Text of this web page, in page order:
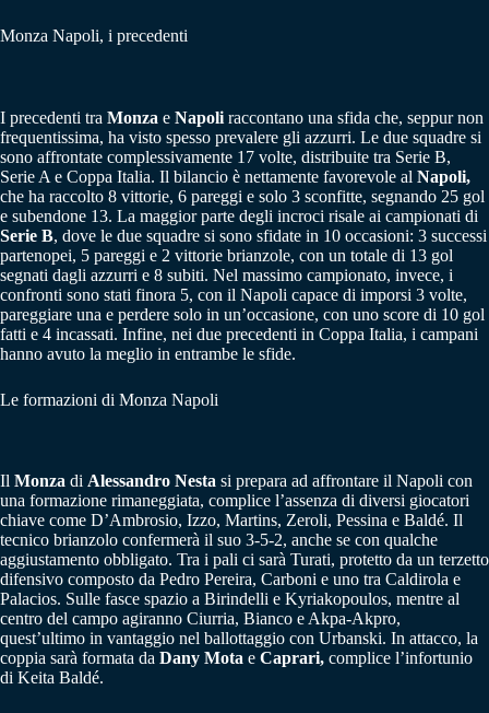
Monza Napoli, i precedenti
I precedenti tra Monza e Napoli raccontano una sfida che, seppur non
frequentissima, ha visto spesso prevalere gli azzurri. Le due squadre si
sono affrontate complessivamente 17 volte, distribuite tra Serie B,
Serie A e Coppa Italia. Il bilancio è nettamente favorevole al Napoli,
che ha raccolto 8 vittorie, 6 pareggi e solo 3 sconfitte, segnando 25 gol
e subendone 13. La maggior parte degli incroci risale ai campionati di
Serie B, dove le due squadre si sono sfidate in 10 occasioni: 3 successi
partenopei, 5 pareggi e 2 vittorie brianzole, con un totale di 13 gol
segnati dagli azzurri e 8 subiti. Nel massimo campionato, invece, i
confronti sono stati finora 5, con il Napoli capace di imporsi 3 volte,
pareggiare una e perdere solo in un’occasione, con uno score di 10 gol
fatti e 4 incassati. Infine, nei due precedenti in Coppa Italia, i campani
hanno avuto la meglio in entrambe le sfide.
Le formazioni di Monza Napoli
Il Monza di Alessandro Nesta si prepara ad affrontare il Napoli con
una formazione rimaneggiata, complice l’assenza di diversi giocatori
chiave come D’Ambrosio, Izzo, Martins, Zeroli, Pessina e Baldé. Il
tecnico brianzolo confermerà il suo 3-5-2, anche se con qualche
aggiustamento obbligato. Tra i pali ci sarà Turati, protetto da un terzetto
difensivo composto da Pedro Pereira, Carboni e uno tra Caldirola e
Palacios. Sulle fasce spazio a Birindelli e Kyriakopoulos, mentre al
centro del campo agiranno Ciurria, Bianco e Akpa-Akpro,
quest’ultimo in vantaggio nel ballottaggio con Urbanski. In attacco, la
coppia sarà formata da Dany Mota e Caprari, complice l’infortunio
di Keita Baldé.